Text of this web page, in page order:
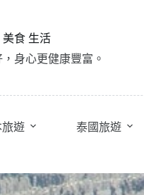
食 生活
身心更健康豐富。
旅遊 泰國旅遊